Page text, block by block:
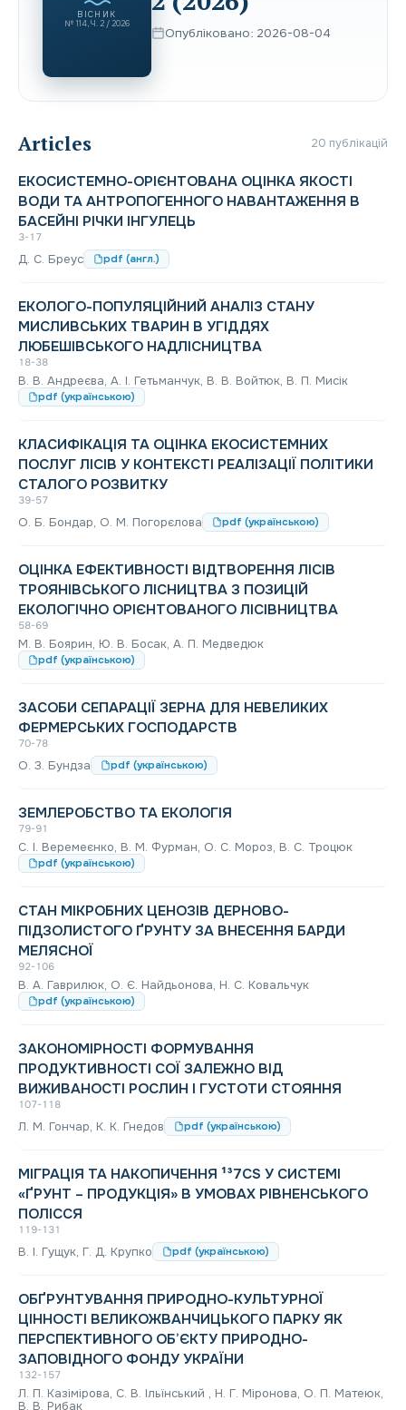
ВІСНИК
№ 114, Ч. 2 / 2026
Опубліковано: 2026-08-04
Articles 20 публікацій
ЕКОСИСТЕМНО-ОРІЄНТОВАНА ОЦІНКА ЯКОСТІ
ВОДИ ТА АНТРОПОГЕННОГО НАВАНТАЖЕННЯ В
БАСЕЙНІ РІЧКИ ІНГУЛЕЦЬ
3-17
Д. С. Бреус pdf (англ.)
ЕКОЛОГО-ПОПУЛЯЦІЙНИЙ АНАЛІЗ СТАНУ
МИСЛИВСЬКИХ ТВАРИН В УГІДДЯХ
ЛЮБЕШІВСЬКОГО НАДЛІСНИЦТВА
18-38
В. В. Андреєва, А. І. Гетьманчук, В. В. Войтюк, В. П. Мисік
pdf (українською)
КЛАСИФІКАЦІЯ ТА ОЦІНКА ЕКОСИСТЕМНИХ
ПОСЛУГ ЛІСІВ У КОНТЕКСТІ РЕАЛІЗАЦІЇ ПОЛІТИКИ
СТАЛОГО РОЗВИТКУ
39-57
О. Б. Бондар, О. М. Погорєлова pdf (українською)
ОЦІНКА ЕФЕКТИВНОСТІ ВІДТВОРЕННЯ ЛІСІВ
ТРОЯНІВСЬКОГО ЛІСНИЦТВА З ПОЗИЦІЙ
ЕКОЛОГІЧНО ОРІЄНТОВАНОГО ЛІСІВНИЦТВА
58-69
М. В. Боярин, Ю. В. Босак, А. П. Медведюк
pdf (українською)
ЗАСОБИ СЕПАРАЦІЇ ЗЕРНА ДЛЯ НЕВЕЛИКИХ
ФЕРМЕРСЬКИХ ГОСПОДАРСТВ
70-78
О. З. Бундза pdf (українською)
ЗЕМЛЕРОБСТВО ТА ЕКОЛОГІЯ
79-91
С. І. Веремеєнко, В. М. Фурман, О. С. Мороз, В. С. Троцюк
pdf (українською)
СТАН МІКРОБНИХ ЦЕНОЗІВ ДЕРНОВО-
ПІДЗОЛИСТОГО ҐРУНТУ ЗА ВНЕСЕННЯ БАРДИ
МЕЛЯСНОЇ
92-106
В. А. Гаврилюк, О. Є. Найдьонова, Н. С. Ковальчук
pdf (українською)
ЗАКОНОМІРНОСТІ ФОРМУВАННЯ
ПРОДУКТИВНОСТІ СОЇ ЗАЛЕЖНО ВІД
ВИЖИВАНОСТІ РОСЛИН І ГУСТОТИ СТОЯННЯ
107-118
Л. М. Гончар, К. К. Гнедов pdf (українською)
МІГРАЦІЯ ТА НАКОПИЧЕННЯ ¹³7CS У СИСТЕМІ
«ҐРУНТ – ПРОДУКЦІЯ» В УМОВАХ РІВНЕНСЬКОГО
ПОЛІССЯ
119-131
В. І. Гущук, Г. Д. Крупко pdf (українською)
ОБҐРУНТУВАННЯ ПРИРОДНО-КУЛЬТУРНОЇ
ЦІННОСТІ ВЕЛИКОЖВАНЧИЦЬКОГО ПАРКУ ЯК
ПЕРСПЕКТИВНОГО ОБ’ЄКТУ ПРИРОДНО-
ЗАПОВІДНОГО ФОНДУ УКРАЇНИ
132-157
Л. П. Казімірова, С. В. Ільїнський , Н. Г. Міронова, О. П. Матеюк,
В. В. Рибак